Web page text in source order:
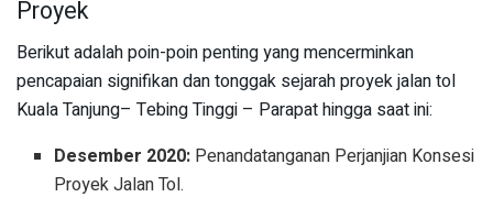
Proyek
Berikut adalah poin-poin penting yang mencerminkan
pencapaian signifikan dan tonggak sejarah proyek jalan tol
Kuala Tanjung– Tebing Tinggi – Parapat hingga saat ini:
Desember 2020: Penandatanganan Perjanjian Konsesi
Proyek Jalan Tol.